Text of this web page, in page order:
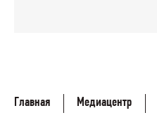
Главная Медиацентр